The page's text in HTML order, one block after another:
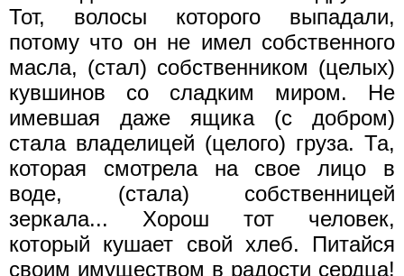
Тот, волосы которого выпадали,
потому что он не имел собственного
масла, (стал) собственником (целых)
кувшинов со сладким миром. Нe
имевшая даже ящика (с добром)
стала владелицей (целого) груза. Та,
которая смотрела на свое лицо в
воде, (стала) собственницей
зеркала... Хорош тот человек,
который кушает свой хлеб. Питайся
своим имуществом в радости сердца!